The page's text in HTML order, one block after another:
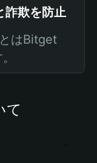
詐欺を防止
はBitget
て